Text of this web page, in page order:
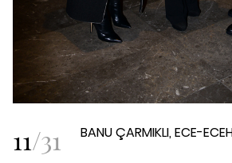
11/31 BANU ÇARMIKLI, ECE-